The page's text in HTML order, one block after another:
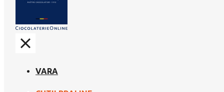
VARA